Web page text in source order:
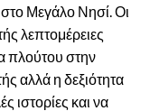
Μεγάλο Νησί. Οι
λεπτομέρειες
πλούτου στην
αλλά η δεξιότητα
ιστορίες και να